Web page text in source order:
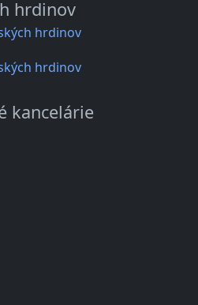
hrdinov
hrdinov
hrdinov
kancelárie